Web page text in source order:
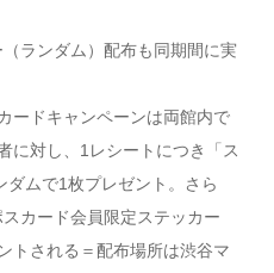
ランダム）配布も同期間に実
ドキャンペーンは両館内で
に対し、1レシートにつき「ス
ムで1枚プレゼント。さら
カード会員限定ステッカー
トされる＝配布場所は渋谷マ